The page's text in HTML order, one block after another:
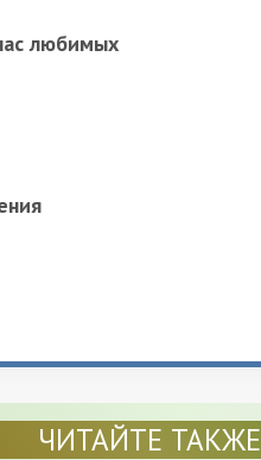
любимых
ЧИТАЙТЕ ТАКЖЕ